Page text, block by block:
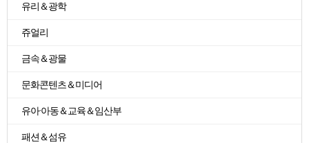
유리＆광학
쥬얼리
금속＆광물
문화콘텐츠＆미디어
유아·아동＆교육＆임산부
패션＆섬유